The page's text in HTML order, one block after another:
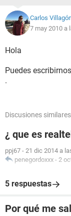
Carlos
7 may 2010 a
Hola
Puedes escribirnos
.
Discusiones similares
¿ que es
ppj67 - 21 dic 2014 a
penegordoxxx - 2
5 respuestas
Por qué me